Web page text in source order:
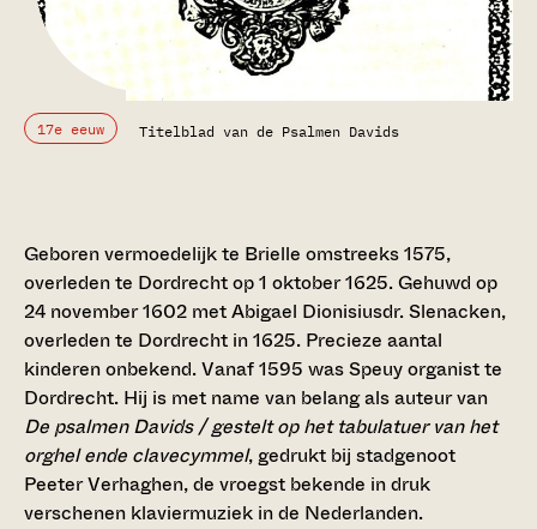
Titelblad van de Psalmen Davids
17e eeuw
Geboren vermoedelijk te Brielle omstreeks 1575,
overleden te Dordrecht op 1 oktober 1625. Gehuwd op
24 november 1602 met Abigael Dionisiusdr. Slenacken,
overleden te Dordrecht in 1625. Precieze aantal
kinderen onbekend. Vanaf 1595 was Speuy organist te
Dordrecht. Hij is met name van belang als auteur van
De psalmen Davids / gestelt op het tabulatuer van het
orghel ende clavecymmel, gedrukt bij stadgenoot
Peeter Verhaghen, de vroegst bekende in druk
verschenen klaviermuziek in de Nederlanden.